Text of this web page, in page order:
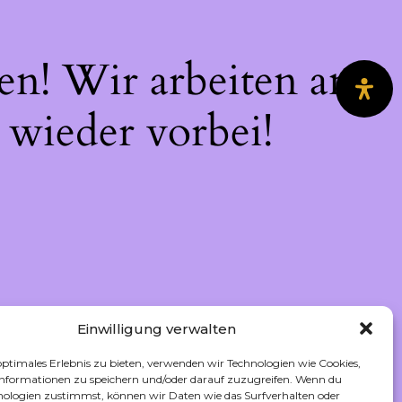
Einwilligung verwalten
Erlebnis zu bieten, verwenden wir Technologien wie Cookies,
zu speichern und/oder darauf zuzugreifen. Wenn du
zustimmst, können wir Daten wie das Surfverhalten oder
Wir arbeiten an
vorbei!